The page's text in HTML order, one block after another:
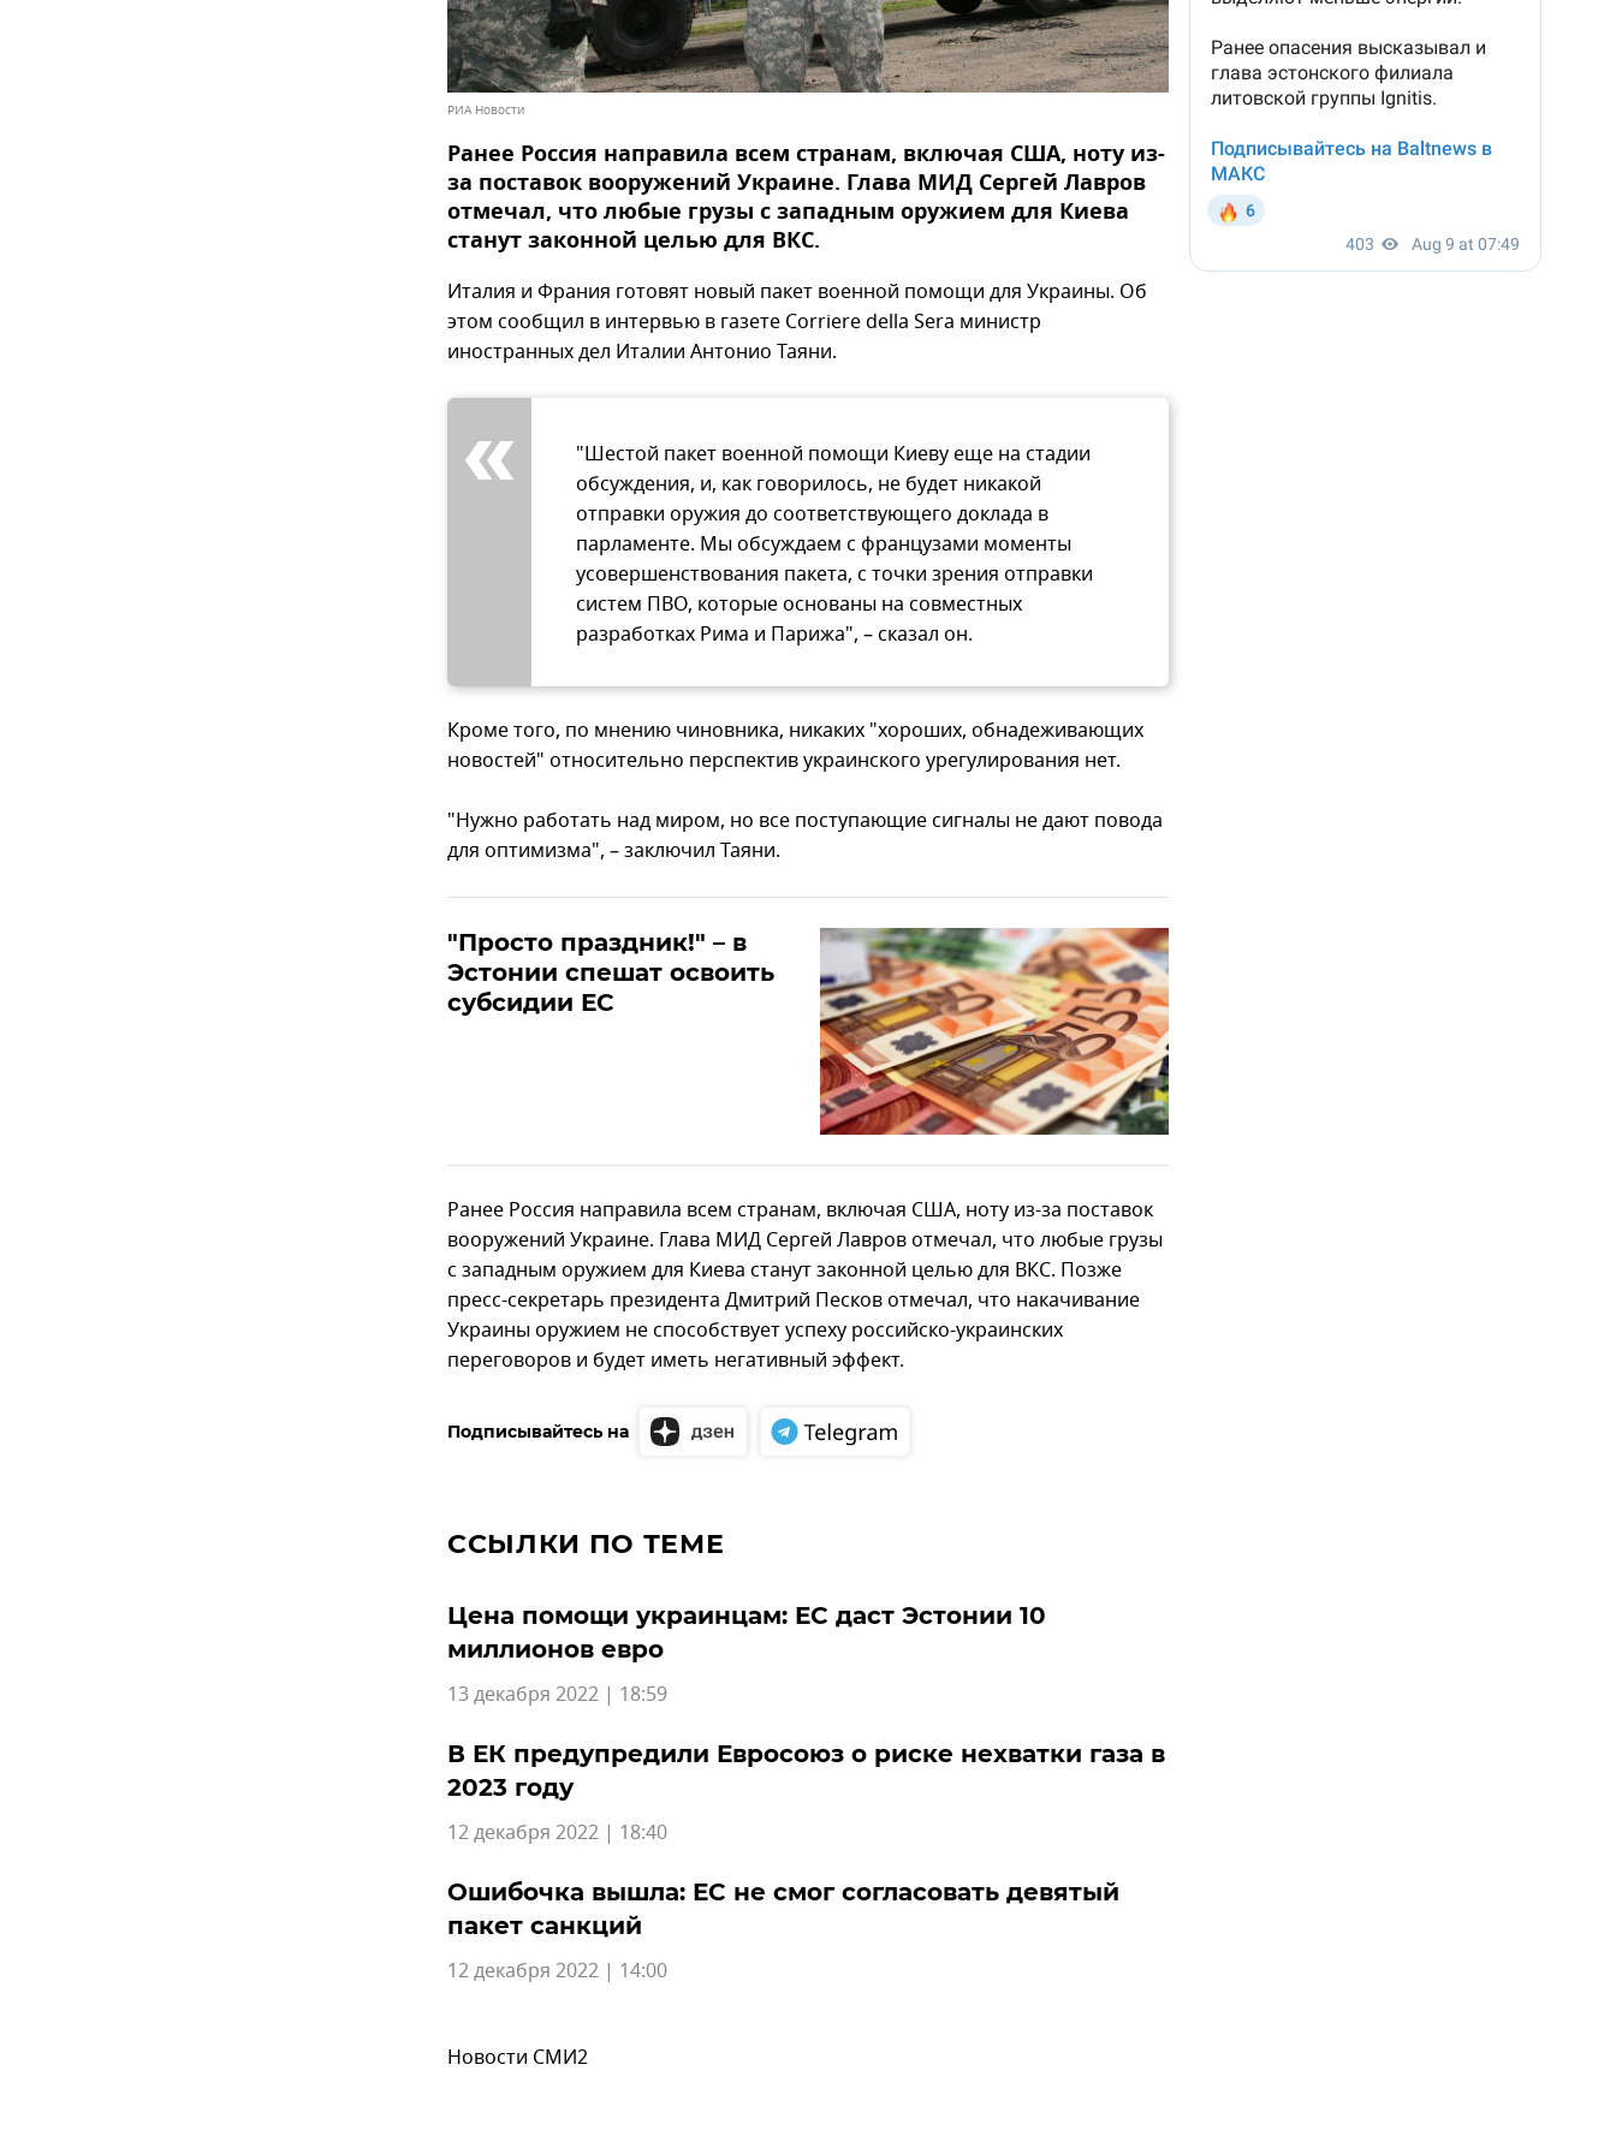
РИА Новости
Ранее Россия направила всем странам, включая США, ноту из-
за поставок вооружений Украине. Глава МИД Сергей Лавров
отмечал, что любые грузы с западным оружием для Киева
станут законной целью для ВКС.
Италия и Франия готовят новый пакет военной помощи для Украины. Об
этом сообщил в интервью в газете Corriere della Sera министр
иностранных дел Италии Антонио Таяни.
"Шестой пакет военной помощи Киеву еще на стадии
обсуждения, и, как говорилось, не будет никакой
отправки оружия до соответствующего доклада в
парламенте. Мы обсуждаем с французами моменты
усовершенствования пакета, с точки зрения отправки
систем ПВО, которые основаны на совместных
разработках Рима и Парижа", – сказал он.
Кроме того, по мнению чиновника, никаких "хороших, обнадеживающих
новостей" относительно перспектив украинского урегулирования нет.
"Нужно работать над миром, но все поступающие сигналы не дают повода
для оптимизма", – заключил Таяни.
"Просто праздник!" – в
Эстонии спешат освоить
субсидии ЕС
Ранее Россия направила всем странам, включая США, ноту из-за поставок
вооружений Украине. Глава МИД Сергей Лавров отмечал, что любые грузы
с западным оружием для Киева станут законной целью для ВКС. Позже
пресс-секретарь президента Дмитрий Песков отмечал, что накачивание
Украины оружием не способствует успеху российско-украинских
переговоров и будет иметь негативный эффект.
Подписывайтесь на
ССЫЛКИ ПО ТЕМЕ
Цена помощи украинцам: ЕС даст Эстонии 10
миллионов евро
13 декабря 2022 | 18:59
В ЕК предупредили Евросоюз о риске нехватки газа в
2023 году
12 декабря 2022 | 18:40
Ошибочка вышла: ЕС не смог согласовать девятый
пакет санкций
12 декабря 2022 | 14:00
Новости СМИ2